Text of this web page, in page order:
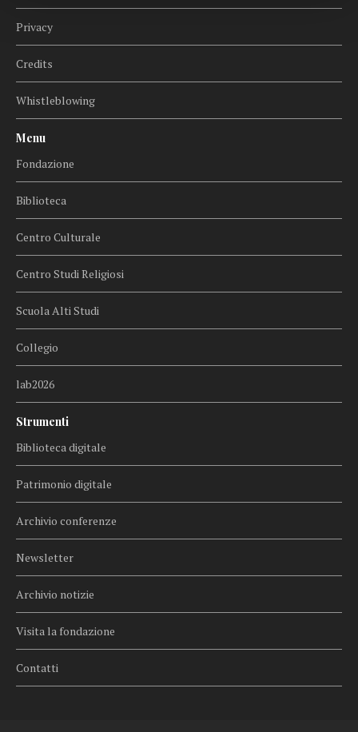
Privacy
Credits
Whistleblowing
Menu
Fondazione
Biblioteca
Centro Culturale
Centro Studi Religiosi
Scuola Alti Studi
Collegio
lab2026
Strumenti
Biblioteca digitale
Patrimonio digitale
Archivio conferenze
Newsletter
Archivio notizie
Visita la fondazione
Contatti